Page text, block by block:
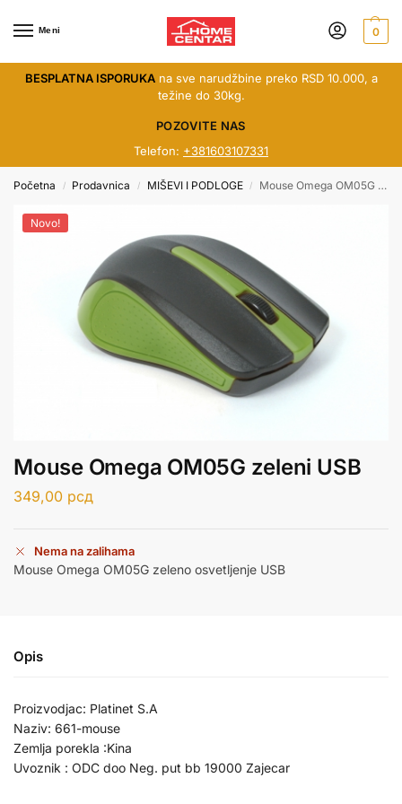
Meni 0
BESPLATNA ISPORUKAna sve narudžbine preko RSD 10.000, a
težine do 30kg.
POZOVITE NAS
Telefon: +381603107331
Početna / Prodavnica / MIŠEVI I PODLOGE / Mouse Omega OM05G zeleni USB
Novo!
Mouse Omega OM05G zeleni USB
349,00 рсд
Nema na zalihama
Mouse Omega OM05G zeleno osvetljenje USB
Opis
Proizvodjac: Platinet S.A
Naziv: 661-mouse
Zemlja porekla :Kina
Uvoznik : ODC doo Neg. put bb 19000 Zajecar